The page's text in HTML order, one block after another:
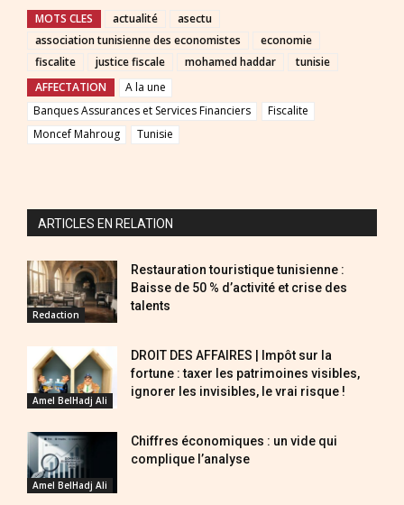
MOTS CLES actualité
asectu
association tunisienne des economistes
economie
fiscalite
justice fiscale mohamed haddar
tunisie
AFFECTATION
A la une
Banques Assurances et Services Financiers
Fiscalite
Moncef Mahroug
Tunisie
ARTICLES EN RELATION
Redaction
Restauration touristique tunisienne :
Baisse de 50 % d’activité et crise des
talents
Amel BelHadj Ali
DROIT DES AFFAIRES | Impôt sur la
fortune : taxer les patrimoines visibles,
ignorer les invisibles, le vrai risque !
Amel BelHadj Ali
Chiffres économiques : un vide qui
complique l’analyse